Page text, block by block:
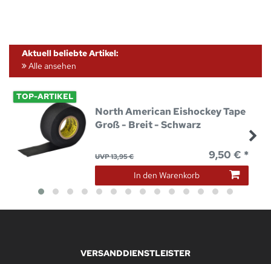
Aktuell beliebte Artikel:
Alle ansehen
TOP-ARTIKEL
North American Eishockey Tape
Groß - Breit - Schwarz
UVP 13,95 € 9,50 € *
In den Warenkorb
VERSANDDIENSTLEISTER